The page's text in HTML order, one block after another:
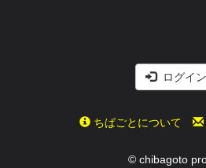
ログイン
ちばごとについて
© chibagoto